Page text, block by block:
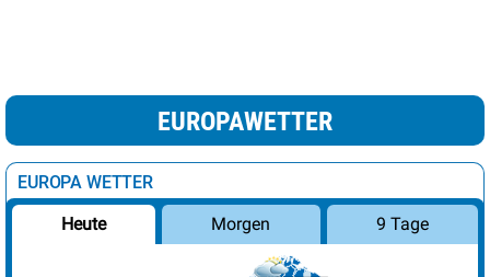
EUROPAWETTER
EUROPA WETTER
Heute Morgen 9 Tage